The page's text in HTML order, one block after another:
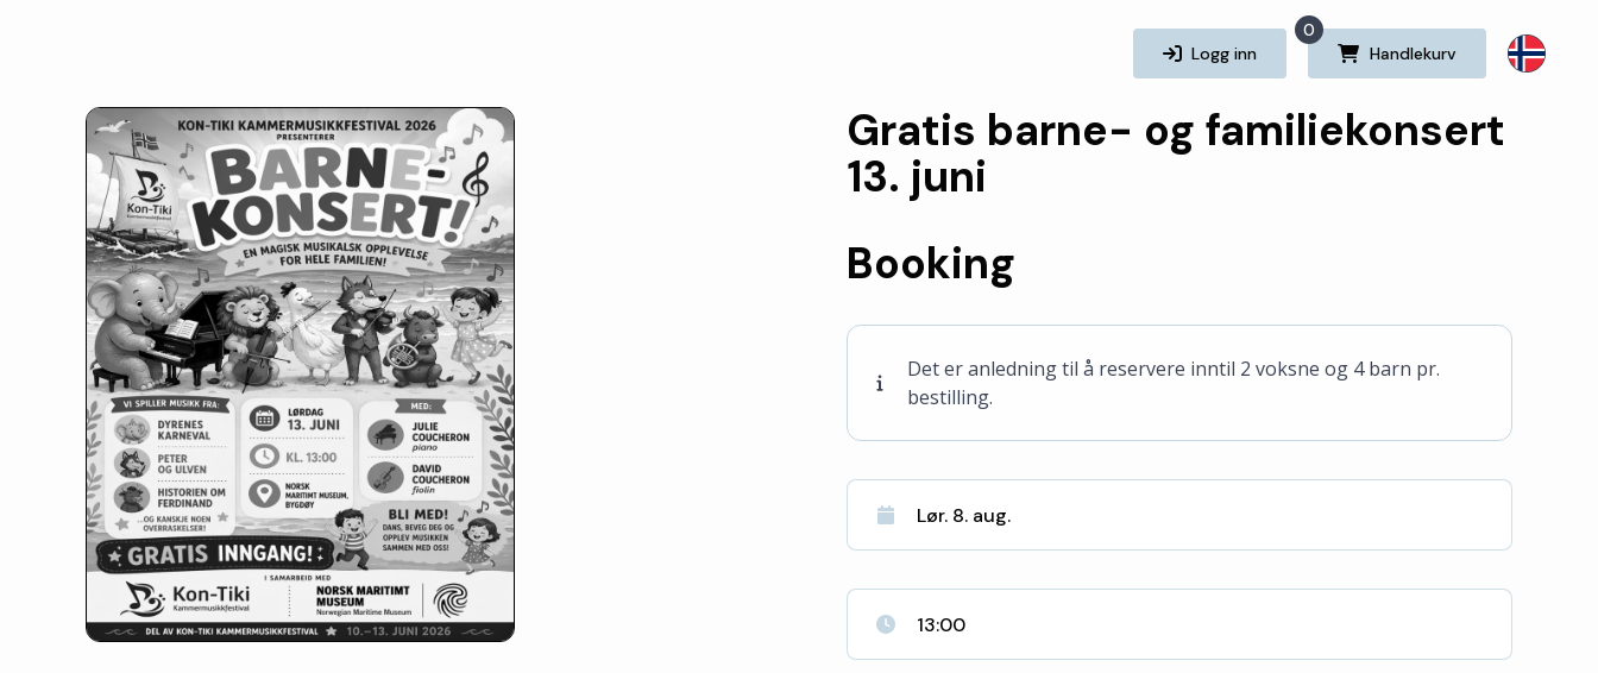
Logg inn Handlekurv
0
Gratis barne- og familiekonsert
13. juni
Booking
Det er anledning til å reservere inntil 2 voksne og 4 barn pr.
bestilling.
Lør. 8. aug.
13:00